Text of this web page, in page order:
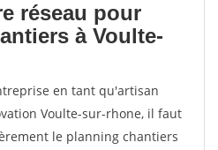
réseau pour
à Voulte-
en tant qu'artisan
Voulte-sur-rhone, il faut
le planning chantiers